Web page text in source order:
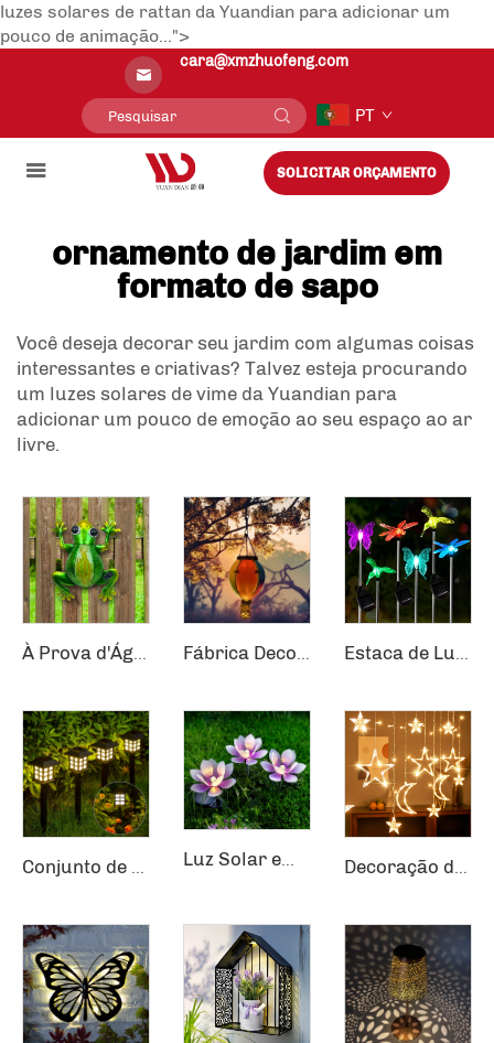
luzes solares de rattan da Yuandian para adicionar um
pouco de animação...">
cara@xmzhuofeng.com
PT
SOLICITAR ORÇAMENTO
ornamento de jardim em
formato de sapo
Você deseja decorar seu jardim com algumas coisas
interessantes e criativas? Talvez esteja procurando
um luzes solares de vime da Yuandian para
adicionar um pouco de emoção ao seu espaço ao ar
livre.
À Prova d'Água Pátio Externo Jardim Cerca LED Metal Vidro Sapo Pendente Decoração Luminárias de Parede Solar Fábrica Decoração de Jardim Chama Flickering Solar Balão Quente Pendurado Lanterna Estaca de Luz de Jardim Solar com Mudança de Cor LED em Beija-Flor/Borboleta/Libélula
Conjunto de 12 Luzes Solares para Caminhos, Jardim e Paisagismo Luz Solar em Forma de Lótus de Plástico para Decoração de Parede em Jardins, Pátios e Deck Decoração de Janela de Natal com Luzes de Corda de Estrelas, Renos e Sinos LED